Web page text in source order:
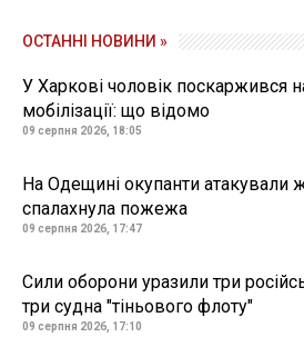
ОСТАННІ НОВИНИ »
У Харкові чоловік поскаржився
мобілізації: що відомо
09 серпня 2026, 18:05
На Одещині окупанти атакували
спалахнула пожежа
09 серпня 2026, 17:47
Сили оборони уразили три
три судна "тіньового флоту"
09 серпня 2026, 17:10